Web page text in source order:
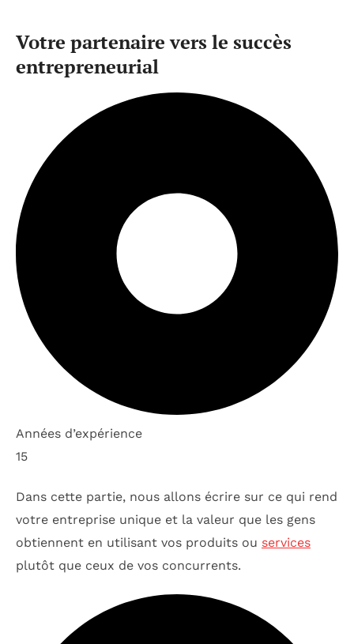
Votre partenaire vers le succès
entrepreneurial
Années d’expérience
15
Dans cette partie, nous allons écrire sur ce qui rend
votre entreprise unique et la valeur que les gens
obtiennent en utilisant vos produits ou services
plutôt que ceux de vos concurrents.